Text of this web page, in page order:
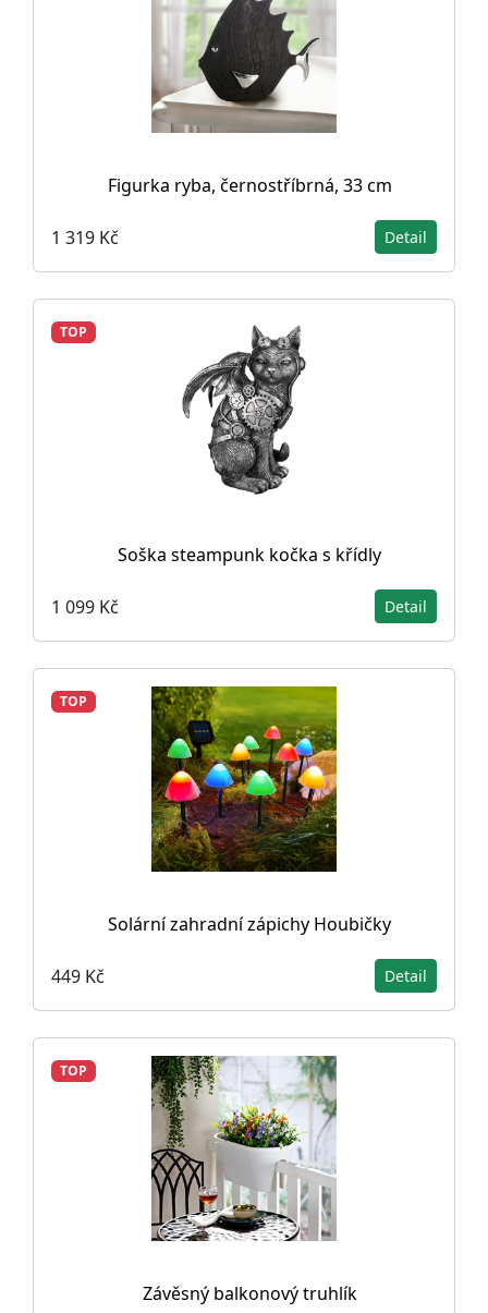
Figurka ryba, černostříbrná, 33 cm
1 319 Kč Detail
TOP
Soška steampunk kočka s křídly
1 099 Kč Detail
TOP
Solární zahradní zápichy Houbičky
449 Kč Detail
TOP
Závěsný balkonový truhlík